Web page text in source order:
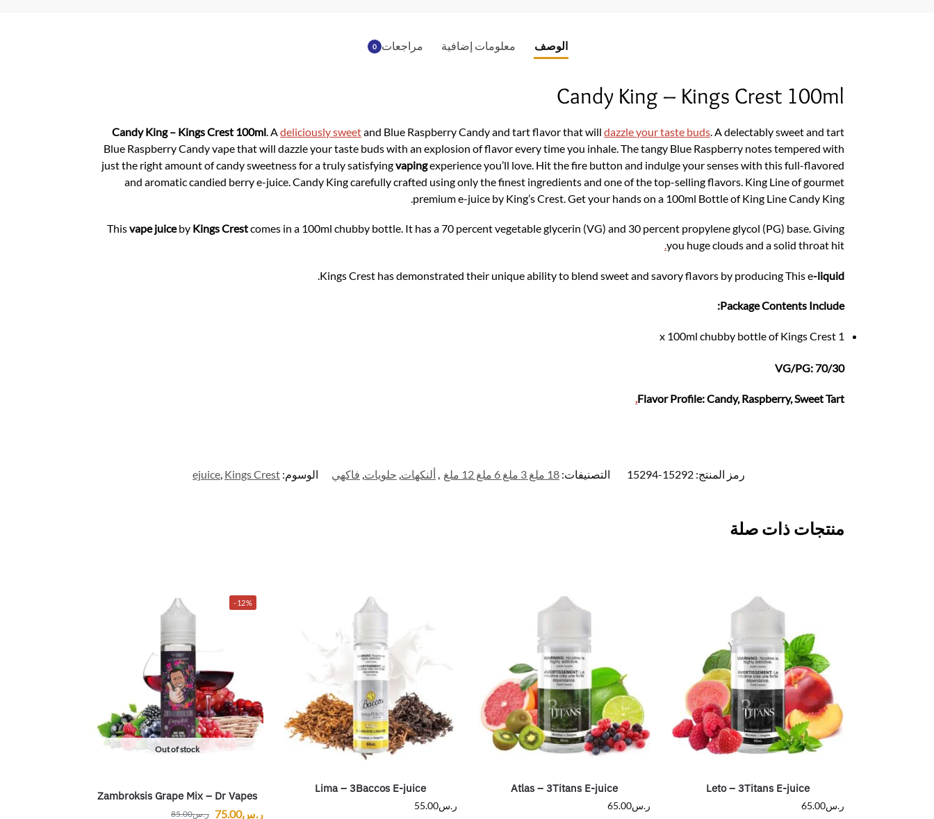
الوصف معلومات إضافية مراجعات 0
Candy King – Kings Crest 100ml
Candy King – Kings Crest 100ml . Adeliciously sweetand Blue Raspberry Candy and tart flavor that willdazzle your taste buds . A delectably sweet and tart
Blue Raspberry Candy vape that will dazzle your taste buds with an explosion of flavor every time you inhale. The tangy Blue Raspberry notes tempered with
just the right amount of candy sweetness for a truly satisfyingvapingexperience you’ll love. Hit the fire button and indulge your senses with this full-flavored
and aromatic candied berry e-juice. Candy King carefully crafted using only the finest ingredients and one of the top-selling flavors. King Line of gourmet
premium e-juice by King’s Crest. Get your hands on a 100ml Bottle of King Line Candy King.
Thisvape juiceby Kings Crestcomes in a 100ml chubby bottle. It has a 70 percent vegetable glycerin (VG) and 30 percent propylene glycol (PG) base. Giving
you huge clouds and a solid throat hit
.
Kings Crest has demonstrated their unique ability to blend sweet and savory flavors by producing This e-liquid
Package Contents Include:
1 x 100ml chubby bottle of Kings Crest
VG/PG: 70/30
Flavor Profile: Candy, Raspberry, Sweet Tart
.
رمز المنتج: 15292-15294 التصنيفات: 18 ملغ 3 ملغ 6 ملغ 12 ملغ , ألنكهات, حلويات, فاكهي الوسوم: ejuice, Kings Crest
منتجات ذات صلة
Leto – 3Titans E-juice
ر.س65.00
Atlas – 3Titans E-juice
ر.س65.00
Lima – 3Baccos E-juice
ر.س55.00
-12%
Out of stock
Zambroksis Grape Mix – Dr Vapes
ر.س85.00 ر.س75.00